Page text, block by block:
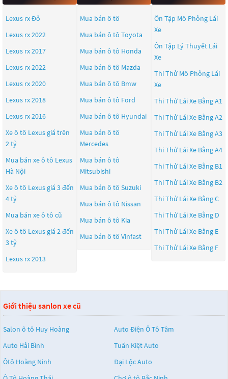
Lexus rx Đỏ
Lexus rx 2022
Lexus rx 2017
Lexus rx 2022
Lexus rx 2020
Lexus rx 2018
Lexus rx 2016
Xe ô tô Lexus giá trên
2 tỷ
Mua bán xe ô tô Lexus
Hà Nội
Xe ô tô Lexus giá 3 đến
4 tỷ
Mua bán xe ô tô cũ
Xe ô tô Lexus giá 2 đến
3 tỷ
Lexus rx 2013
Mua bán ô tô
Mua bán ô tô Toyota
Mua bán ô tô Honda
Mua bán ô tô Mazda
Mua bán ô tô Bmw
Mua bán ô tô Ford
Mua bán ô tô Hyundai
Mua bán ô tô
Mercedes
Mua bán ô tô
Mitsubishi
Mua bán ô tô Suzuki
Mua bán ô tô Nissan
Mua bán ô tô Kia
Mua bán ô tô Vinfast
Ôn Tập Mô Phỏng Lái
Xe
Ôn Tập Lý Thuyết Lái
Xe
Thi Thử Mô Phỏng Lái
Xe
Thi Thử Lái Xe Bằng A1
Thi Thử Lái Xe Bằng A2
Thi Thử Lái Xe Bằng A3
Thi Thử Lái Xe Bằng A4
Thi Thử Lái Xe Bằng B1
Thi Thử Lái Xe Bằng B2
Thi Thử Lái Xe Bằng C
Thi Thử Lái Xe Bằng D
Thi Thử Lái Xe Bằng E
Thi Thử Lái Xe Bằng F
Giới thiệu sanlon xe cũ
Salon ô tô Huy Hoàng
Auto Điện Ô Tô Tâm
Auto Hải Bình
Tuấn Kiệt Auto
Ôtô Hoàng Ninh
Đại Lộc Auto